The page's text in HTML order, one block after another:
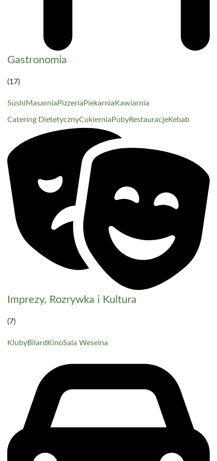
Gastronomia
(17)
SushiMasarnia Pizzeria Piekarnia Kawiarnia
Catering DietetycznyCukiernia PubyRestauracjeKebab
Imprezy, Rozrywka i Kultura
(7)
KlubyBilard KinoSala Weselna